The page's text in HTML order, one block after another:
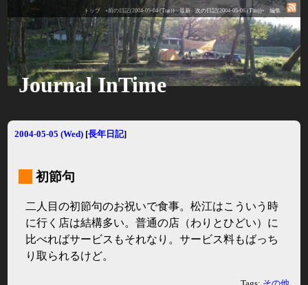
トップ «前の日記(2004-05-04 (Tue)) 最新 次の日記(2004-05-06 (Thu))» 編集
Journal InTime
2004-05-05 (Wed) [長年日記]
初節句
二人目の初節句のお祝いで食事。松江はこういう時
に行く店は結構多い。普通の店（わりとひどい）に
比べればサービスもそれなり。サービス料もばっち
り取られるけど。